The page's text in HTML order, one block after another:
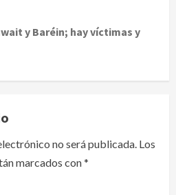
y Baréin; hay víctimas y
no será publicada. Los
marcados con*